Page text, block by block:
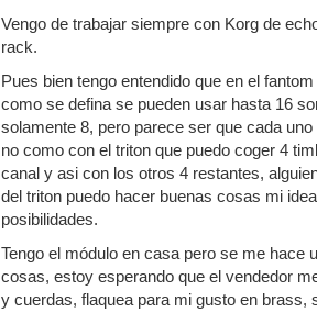
Vengo de trabajar siempre con Korg de
rack.
Pues bien tengo entendido que en el
como se defina se pueden usar hasta 16
solamente 8, pero parece ser que cada
no como con el triton que puedo coger 4
canal y asi con los otros 4 restantes,
del triton puedo hacer buenas cosas mi
posibilidades.
Tengo el módulo en casa pero se me hace
cosas, estoy esperando que el vendedor
y cuerdas, flaquea para mi gusto en